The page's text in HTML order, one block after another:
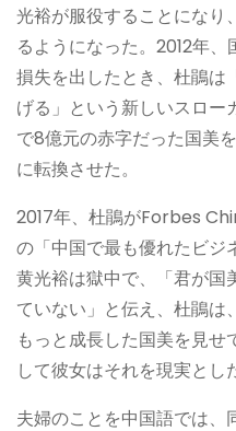
光裕が服役することになり
るようになった。2012年
損失を出したとき、杜鵑は
げる」という新しいスロー
で8億元の赤字だった国美
に転換させた。
2017年、杜鵑がForbes
の「中国で最も優れたビジ
黄光裕は獄中で、「君が国
ていない」と伝え、杜鵑は
もっと成長した国美を見
して彼女はそれを現実とし
夫婦のことを中国語では、